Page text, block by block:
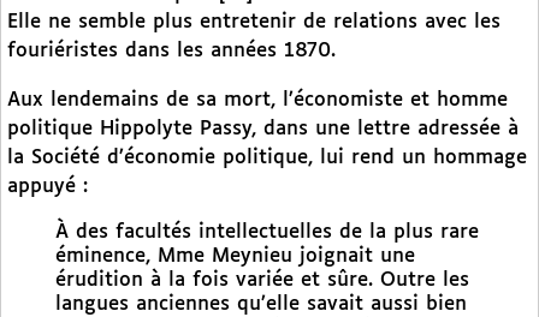
Elle ne semble plus entretenir de relations avec les
fouriéristes dans les années 1870.
Aux lendemains de sa mort, l’économiste et homme
politique Hippolyte Passy, dans une lettre adressée à
la Société d’économie politique, lui rend un hommage
appuyé :
À des facultés intellectuelles de la plus rare
éminence, Mme Meynieu joignait une
érudition à la fois variée et sûre. Outre les
langues anciennes qu’elle savait aussi bien